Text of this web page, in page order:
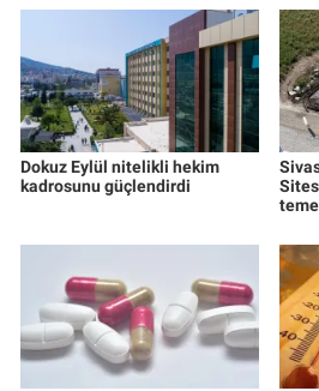
Dokuz Eylül nitelikli hekim
kadrosunu güçlendirdi